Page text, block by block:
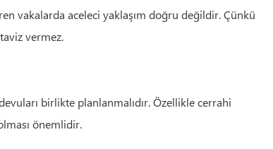
vakalarda aceleci yaklaşım doğru değildir. Çünkü
vermez.
birlikte planlanmalıdır. Özellikle cerrahi
önemlidir.